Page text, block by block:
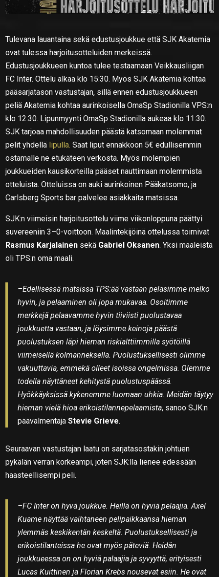
Tulevana lauantaina sekä edustusjoukkue että SJK Akatemia
ovat tulessa harjoitusotteluiden merkeissä.
Edustusjoukkueen kuntoa tulee testaamaan Veikkausliigan
FC Inter. Ottelu alkaa klo 15:30. Myös SJK Akatemia kohtaa
pääsarjatason vastustajan, sillä ennen edustusjoukkueen
peliä Akatemia kohtaa aurinkoisella OmaSp Stadionilla VPS:n
klo 12:30. Lipunmyynti OmaSp Stadionilla aukeaa klo 11:30.
SJK tarjoaa mahdollisuuden päästä katsomaan molemmat
pelit yhdellä lipulla. Saat liput ennakkoon 5€ edullisemmin
ostamalle ne etukäteen verkosta. Myös molempien
joukkueiden kausikorteilla pääset nauttimaan molemmista
otteluista. Otteluissa on auki aurinkoinen Pääkatsomo, ja
Carlsberg Sports bar palvelee asiakkaita matsissa.
SJK:n viimeisin harjoitusottelu viime viikonloppuna päättyi
suvereeniin 3–0-voittoon. Maalintekijöinä ottelussa toimivat
Rasmus Karjalainen sekä Gabriel Oksanen. Yksi maaleista
oli TPS:n oma maali.
–Edellisessä matsissa TPS:ää vastaan pelasimme melko
hyvin, ja pelaaminen oli jopa mukavaa. Osoitimme
merkkejä pelaavamme hyvin tiiviisti puolustavaa
joukkuetta vastaan, ja löysimme keinoja päästä
puolustuksen läpi hieman riskialttiimmilla syötöillä
viimeisellä kolmanneksella. Puolustuksellisesti olimme
vakuuttavia, emmekä olleet isoissa ongelmissa. Olemme
todella näyttäneet kehitystä puolustuspäässä.
Hyökkäyksissä kykenemme luomaan uhkia. Meidän täytyy
hieman vielä hioa erikoistilannepelaamista, sanoo SJK:n
päävalmentajaStevie Grieve.
Seuraavan vastustajan laatu on sarjatasostakin johtuen
pykälän verran korkeampi, joten SJK:lla lienee edessään
haasteellisempi peli.
–FC Inter on hyvä joukkue. Heillä on hyviä pelaajia. Axel
Kuame näyttää vaihtaneen pelipaikkaansa hieman
ylemmäs keskikentän keskeltä. Puolustuksellisesti ja
erikoistilanteissa he ovat myös päteviä. Heidän
joukkueessa on on hyviä palaajia ja syvyyttä, erityisesti
Lucas Kuittinen ja Florian Krebs nousevat esiin. He ovat